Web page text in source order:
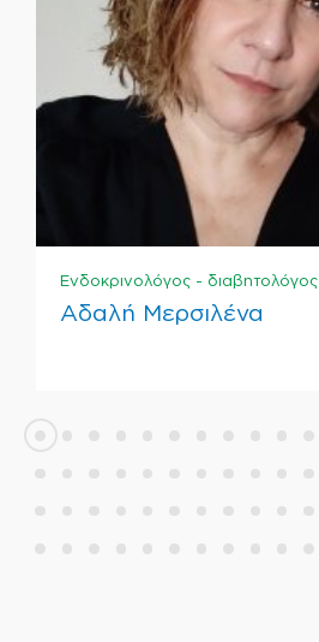
Ενδοκρινολόγος - διαβητολόγος
Αδαλή Μερσιλένα